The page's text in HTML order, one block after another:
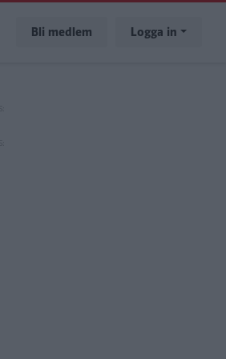
Bli medlem Logga in